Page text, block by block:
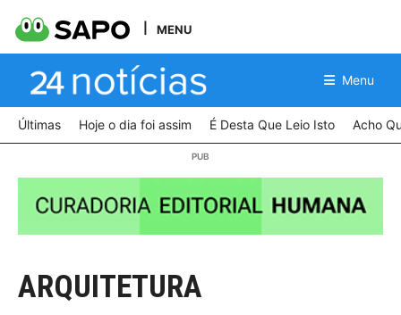
MENU
Menu
Últimas Hoje o dia foi assim É Desta Que Leio Isto Acho
ARQUITETURA